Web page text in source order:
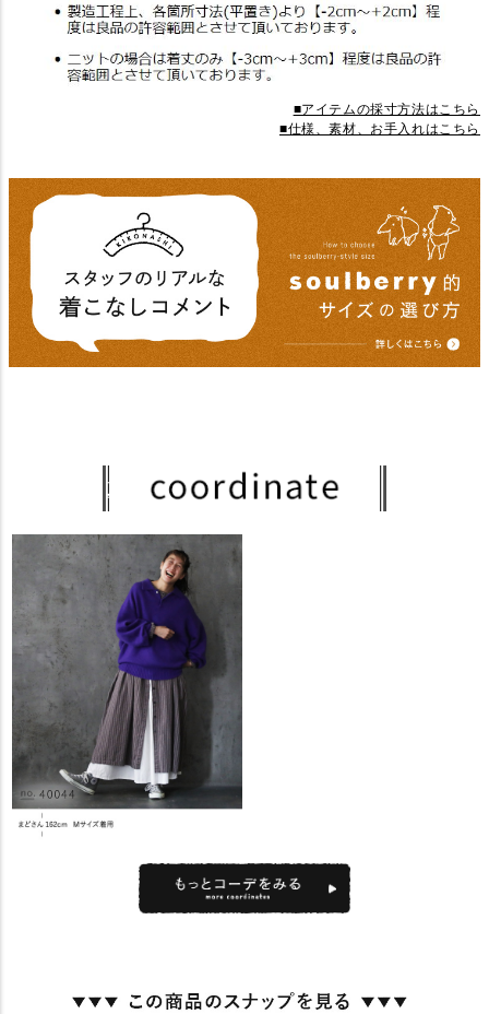
■アイテムの採寸方法はこちら
■仕様、素材、お手入れはこちら